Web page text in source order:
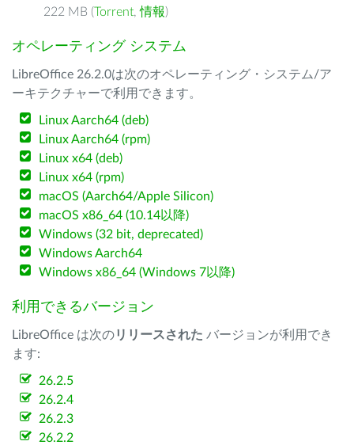
222 MB (Torrent,情報)
オペレーティング システム
LibreOffice 26.2.0は次のオペレーティング・システム/ア
ーキテクチャーで利用できます。
Linux Aarch64 (deb)
Linux Aarch64 (rpm)
Linux x64 (deb)
Linux x64 (rpm)
macOS (Aarch64/Apple Silicon)
macOS x86_64 (10.14以降)
Windows (32 bit, deprecated)
Windows Aarch64
Windows x86_64 (Windows 7以降)
利用できるバージョン
LibreOffice は次のリリースされた バージョンが利用でき
ます:
26.2.5
26.2.4
26.2.3
26.2.2